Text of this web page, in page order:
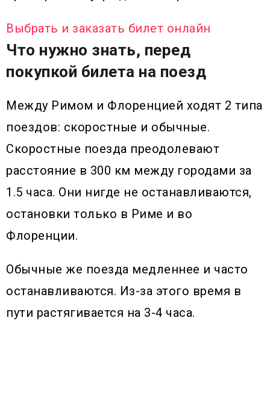
Выбрать и заказать билет онлайн
Что нужно знать, перед
покупкой билета на поезд
Между Римом и Флоренцией ходят 2 типа
поездов: скоростные и обычные.
Скоростные поезда преодолевают
расстояние в 300 км между городами за
1.5 часа. Они нигде не останавливаются,
остановки только в Риме и во
Флоренции.
Обычные же поезда медленнее и часто
останавливаются. Из-за этого время в
пути растягивается на 3-4 часа.